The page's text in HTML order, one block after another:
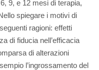
9, e 12 mesi di terapia,
spiegare i motivi di
ragioni: effetti
di fiducia nell’efficacia
di alterazioni
l’ingrossamento del